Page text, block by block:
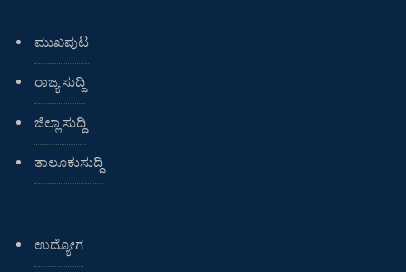
ಮುಖಪುಟ
ರಾಜ್ಯ ಸುದ್ದಿ
ಜಿಲ್ಲಾ ಸುದ್ದಿ
ತಾಲೂಕುಸುದ್ದಿ
ಉದ್ಯೋಗ